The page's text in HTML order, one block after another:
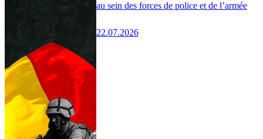
au sein des forces de police et de l’armée
22.07.2026